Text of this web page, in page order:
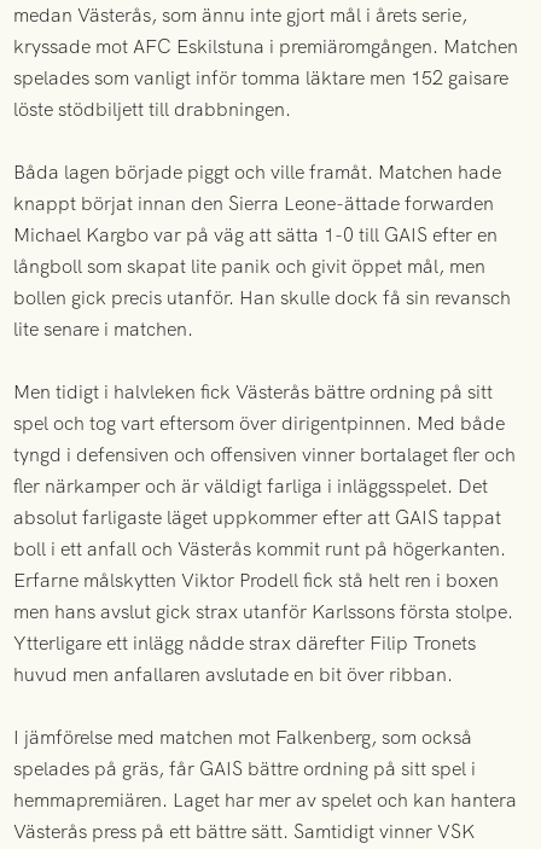
medan Västerås, som ännu inte gjort mål i årets serie,
kryssade mot AFC Eskilstuna i premiäromgången. Matchen
spelades som vanligt inför tomma läktare men 152 gaisare
löste stödbiljett till drabbningen.
Båda lagen började piggt och ville framåt. Matchen hade
knappt börjat innan den Sierra Leone-ättade forwarden
Michael Kargbo var på väg att sätta 1-0 till GAIS efter en
långboll som skapat lite panik och givit öppet mål, men
bollen gick precis utanför. Han skulle dock få sin revansch
lite senare i matchen.
Men tidigt i halvleken fick Västerås bättre ordning på sitt
spel och tog vart eftersom över dirigentpinnen. Med både
tyngd i defensiven och offensiven vinner bortalaget fler och
fler närkamper och är väldigt farliga i inläggsspelet. Det
absolut farligaste läget uppkommer efter att GAIS tappat
boll i ett anfall och Västerås kommit runt på högerkanten.
Erfarne målskytten Viktor Prodell fick stå helt ren i boxen
men hans avslut gick strax utanför Karlssons första stolpe.
Ytterligare ett inlägg nådde strax därefter Filip Tronets
huvud men anfallaren avslutade en bit över ribban.
I jämförelse med matchen mot Falkenberg, som också
spelades på gräs, får GAIS bättre ordning på sitt spel i
hemmapremiären. Laget har mer av spelet och kan hantera
Västerås press på ett bättre sätt. Samtidigt vinner VSK